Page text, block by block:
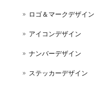
ロゴ＆マークデザイン
アイコンデザイン
ナンバーデザイン
ステッカーデザイン